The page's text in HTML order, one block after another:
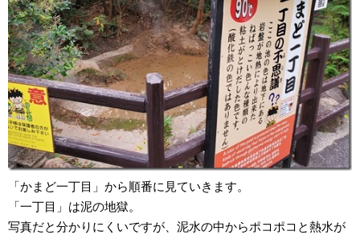
「かまど一丁目」から順番に見ていきます。
「一丁目」は泥の地獄。
写真だと分かりにくいですが、泥水の中からポコポコと熱水が